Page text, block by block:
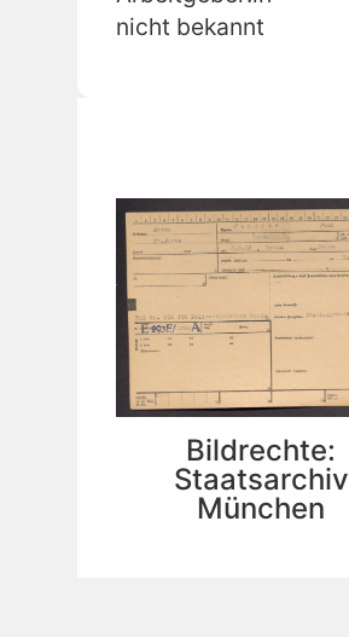
nicht bekannt
Bildrechte:
Staatsarchiv
München